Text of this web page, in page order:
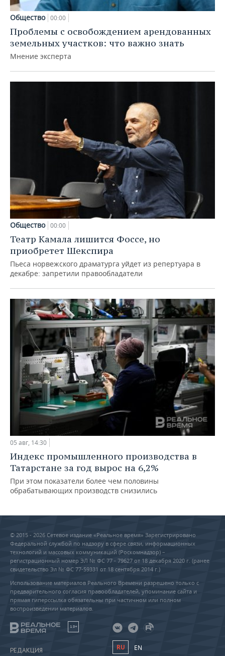
Общество 00:00
Проблемы с освобождением арендованных
земельных участков: что важно знать
Мнение эксперта
Общество 00:00
Театр Камала лишится Фоссе, но
приобретет Шекспира
Пьеса норвежского драматурга уйдет из репертуара в
декабре: запретили правообладатели
05 авг, 14:30
Индекс промышленного производства в
Татарстане за год вырос на 6,2%
При этом показатели более чем половины
обрабатывающих производств снизились
© 2015 - 2026 Сетевое издание «Реальное время» Зарегистрировано
Федеральной службой по надзору в сфере связи, информационных
технологий и массовых коммуникаций (Роскомнадзор) –
регистрационный номер ЭЛ № ФС 77 - 79627 от 18 декабря 2020 г. (ранее
свидетельство Эл № ФС 77-59331 от 18 сентября 2014 г.)
Использование материалов Реального Времени разрешено только с
предварительного согласия правообладателей, упоминание сайта и
прямая гиперссылка обязательны при частичном или полном
воспроизведении материалов.
18+
РЕДАКЦИЯ RU EN